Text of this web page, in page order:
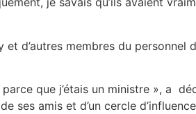
d’autres membres du personnel
que j’étais un ministre », a
ses amis et d’un cercle